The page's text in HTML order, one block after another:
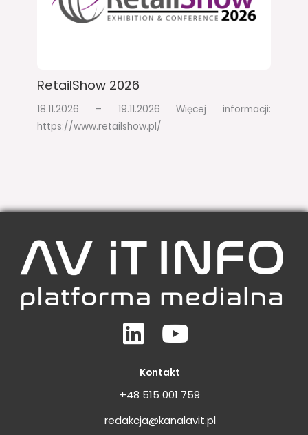
RetailShow 2026​
18.11.2026 – 19.11.2026​ Więcej informacji:
https://www.retailshow.pl/
LinkedinYoutube
Kontakt
+48 515 001 759
redakcja@kanalavit.pl